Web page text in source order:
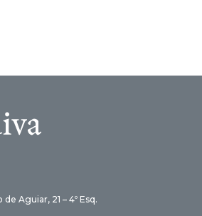
Aguiar, 21 – 4º Esq.